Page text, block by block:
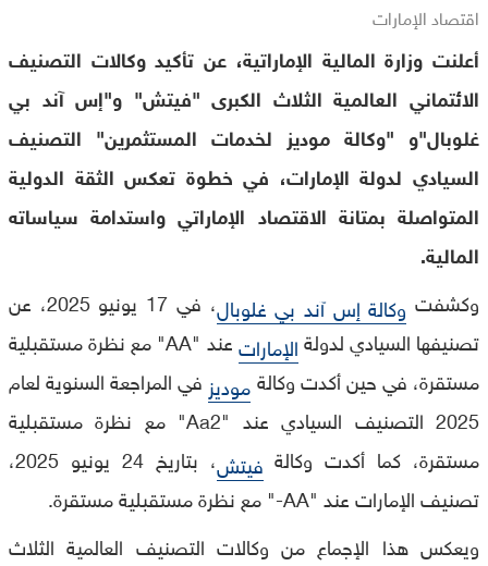
اقتصاد الإمارات
أعلنت وزارة المالية الإماراتية، عن تأكيد وكالات التصنيف
الائتماني العالمية الثلاث الكبرى "فيتش" و"إس آند بي
غلوبال"و "وكالة موديز لخدمات المستثمرين" التصنيف
السيادي لدولة الإمارات، في خطوة تعكس الثقة الدولية
المتواصلة بمتانة الاقتصاد الإماراتي واستدامة سياساته
المالية.
وكشفت وكالة إس آند بي غلوبال
، في 17 يونيو 2025، عن
تصنيفها السيادي لدولةالإمارات
عند "AA" مع نظرة مستقبلية
مستقرة، في حين أكدت وكالةموديز في المراجعة السنوية لعام
2025 التصنيف السيادي عند "Aa2" مع نظرة مستقبلية
مستقرة، كما أكدت وكالة فيتش
، بتاريخ 24 يونيو 2025،
تصنيف الإمارات عند "AA-" مع نظرة مستقبلية مستقرة.
ويعكس هذا الإجماع من وكالات التصنيف العالمية الثلاث